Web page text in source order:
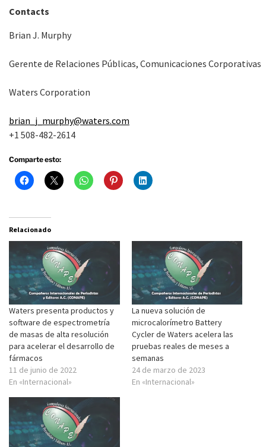
Contacts
Brian J. Murphy
Gerente de Relaciones Públicas, Comunicaciones Corporativas
Waters Corporation
brian_j_murphy@waters.com
+1 508-482-2614
Comparte esto:
Relacionado
Waters presenta productos y
software de espectrometría
de masas de alta resolución
para acelerar el desarrollo de
fármacos
11 de junio de 2022
En «Internacional»
La nueva solución de
microcalorímetro Battery
Cycler de Waters acelera las
pruebas reales de meses a
semanas
24 de marzo de 2023
En «Internacional»